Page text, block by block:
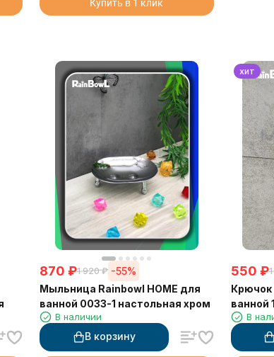
Купить в 1 клик
870 ₽1 920 ₽ -55%
Мыльница Rainbowl HOME для
ванной 0033-1 настольная хром
В наличии
В корзину
хит
550 ₽
Крючок
ванной
чёрный
В